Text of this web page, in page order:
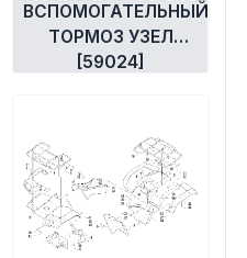
гусеницы
и одежда
ВСПОМОГАТЕЛЬНЫЙ
ТОРМОЗ УЗЕЛ
[59024]